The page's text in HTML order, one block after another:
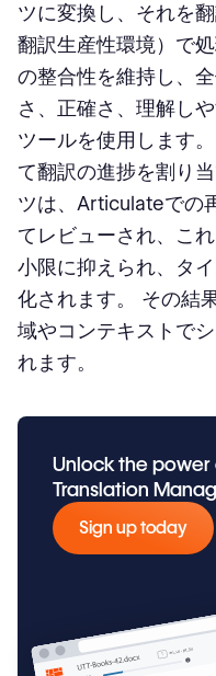
ツに変換し、それを
翻訳生産性環境）で
の整合性を維持し、
さ、正確さ、理解し
ツールを使用します
て翻訳の進捗を割り
ツは、Articulateでの
てレビューされ、こ
小限に抑えられ、タ
化されます。 その結
域やコンテキストで
れます。
Unlock the
Translation
Sign up today